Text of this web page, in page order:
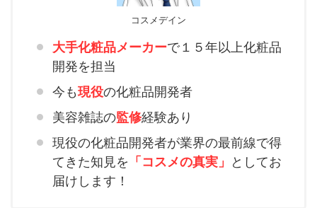
コスメデイン
大手化粧品メーカーで１５年以上化粧品
開発を担当
今も現役の化粧品開発者
美容雑誌の監修経験あり
現役の化粧品開発者が業界の最前線で得
てきた知見を 「コスメの真実」
としてお
届けします！